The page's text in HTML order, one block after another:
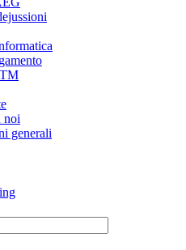
noi
generali